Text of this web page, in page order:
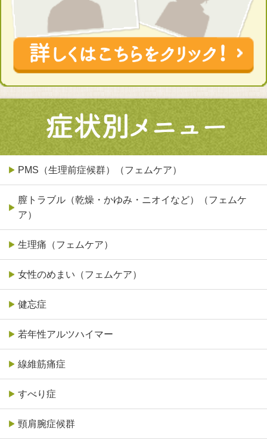
PMS（生理前症候群）（フェムケア）
膣トラブル（乾燥・かゆみ・ニオイなど）（フェムケ
ア）
生理痛（フェムケア）
女性のめまい（フェムケア）
健忘症
若年性アルツハイマー
線維筋痛症
すべり症
頸肩腕症候群